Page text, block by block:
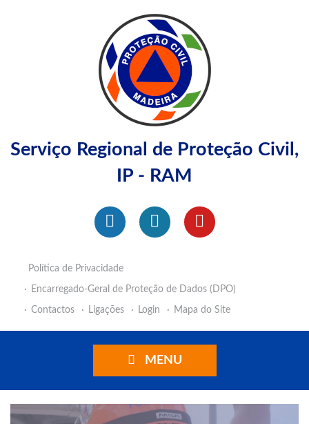
Serviço Regional de Proteção Civil,
IP - RAM
Política de Privacidade
Encarregado-Geral de Proteção de Dados (DPO)
Contactos
Ligações Login Mapa do Site
MENU